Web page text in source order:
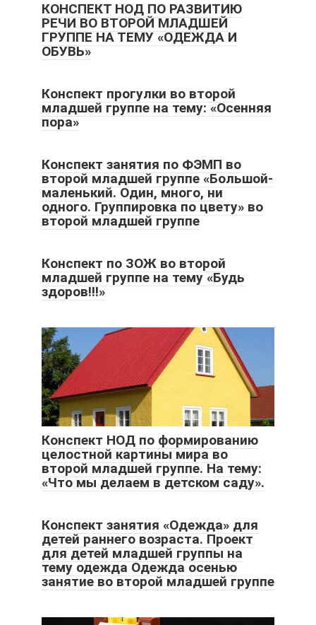
КОНСПЕКТ НОД ПО РАЗВИТИЮ
РЕЧИ ВО ВТОРОЙ МЛАДШЕЙ
ГРУППЕ НА ТЕМУ «ОДЕЖДА И
ОБУВЬ»
Конспект прогулки во второй
младшей группе на тему: «Осенняя
пора»
Конспект занятия по ФЭМП во
второй младшей группе «Большой-
маленький. Один, много, ни
одного. Группировка по цвету» во
второй младшей группе
Конспект по ЗОЖ во второй
младшей группе на тему «Будь
здоров!!!»
Конспект НОД по формированию
целостной картины мира во
второй младшей группе. На тему:
«Что мы делаем в детском саду».
Конспект занятия «Одежда» для
детей раннего возраста. Проект
для детей младшей группы на
тему одежда Одежда осенью
занятие во второй младшей группе